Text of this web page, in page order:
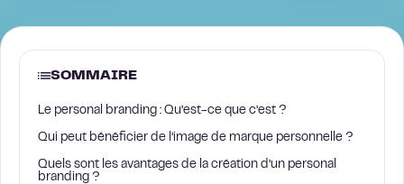
SOMMAIRE
Le personal branding : Qu’est-ce que c’est ?
Qui peut bénéficier de l’image de marque personnelle ?
Quels sont les avantages de la création d’un personal
branding ?